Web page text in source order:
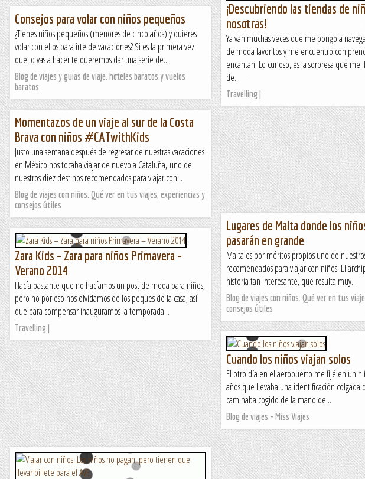
¡Descubriendo las tiendas de
nosotras!
Ya van muchas veces que me pongo a
de moda favoritos y me encuentro con
encantan. Lo curioso, es la sorpresa que me
de...
Travelling |
Consejos para volar con niños pequeños
¿Tienes niños pequeños (menores de cinco años) y quieres
volar con ellos para irte de vacaciones? Si es la primera vez
que lo vas a hacer te queremos dar una serie de...
Blog de viajes y guias de viaje. hoteles baratos y vuelos
baratos
Momentazos de un viaje al sur de la Costa
Brava con niños #CATwithKids
Justo una semana después de regresar de nuestras vacaciones
en México nos tocaba viajar de nuevo a Cataluña, uno de
nuestros diez destinos recomendados para viajar con...
Blog de viajes con niños. Qué ver en tus viajes, experiencias y
consejos útiles
Lugares de Malta donde los
pasarán en grande
Malta es por méritos propios uno de
recomendados para viajar con niños. El
historia tan interesante, que resulta muy...
Blog de viajes con niños. Qué ver en tus
consejos útiles
Zara Kids – Zara para niños Primavera –
Verano 2014
Hacía bastante que no hacíamos un post de moda para niños,
pero no por eso nos olvidamos de los peques de la casa, así
que para compensar inauguramos la temporada...
Travelling |
Cuando los niños viajan solos
El otro día en el aeropuerto me fijé en un
años que llevaba una identificación colgada
caminaba cogido de la mano de...
Blog de viajes - Miss Viajes